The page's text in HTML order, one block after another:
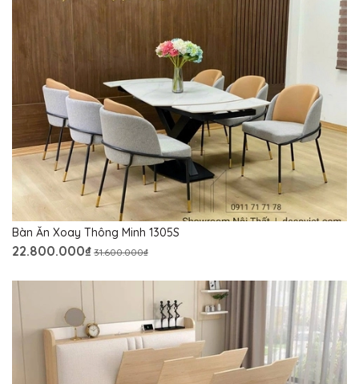
Bàn Ăn Xoay Thông Minh 1305S
22.800.000₫ 31.600.000₫